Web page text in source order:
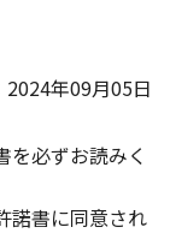
2024年09月05日
を必ずお読みく
諾書に同意され